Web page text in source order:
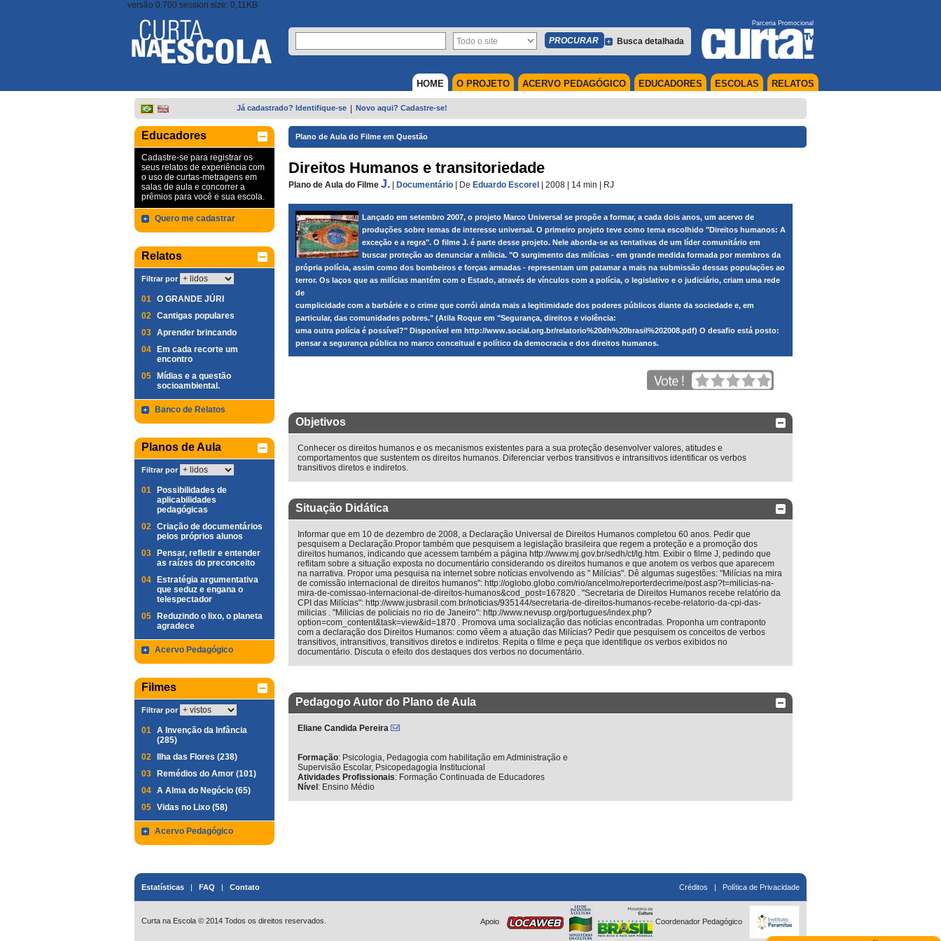
versão 0.700 session size: 0,11KB
Busca detalhada
Parceria Promocional
RELATOS
ESCOLAS
EDUCADORES
ACERVO PEDAGÓGICO
O PROJETO
HOME
Já cadastrado? Identifique-se Novo aqui? Cadastre-se!
Educadores
Cadastre-se para registrar os
seus relatos de experiência com
o uso de curtas-metragens em
salas de aula e concorrer a
prêmios para você e sua escola.
Quero me cadastrar
Relatos
Filtrar por
01 O GRANDE JÚRI
02 Cantigas populares
03 Aprender brincando
04
Em cada recorte um
encontro
05
Mídias e a questão
socioambiental.
Banco de Relatos
Planos de Aula
Filtrar por
01
Possibilidades de
aplicabilidades
pedagógicas
02 Criação de documentários
pelos próprios alunos
03
Pensar, refletir e entender
as raízes do preconceito
04
Estratégia argumentativa
que seduz e engana o
telespectador
05
Reduzindo o lixo, o planeta
agradece
Acervo Pedagógico
Filmes
Filtrar por
01 A Invenção da Infância
(285)
02
Ilha das Flores (238)
03
Remédios do Amor (101)
04 A Alma do Negócio (65)
05 Vidas no Lixo (58)
Acervo Pedagógico
Plano de Aula do Filme em Questão
Direitos Humanos e transitoriedade
Plano de Aula do Filme J. Documentário De Eduardo Escorel | 2008 | 14 min RJ
Lançado em setembro 2007, o projeto Marco Universal se propõe a formar, a cada dois anos, um acervo de
produções sobre temas de interesse universal. O primeiro projeto teve como tema escolhido "Direitos humanos: A
exceção e a regra". O filme J. é parte desse projeto. Nele aborda-se as tentativas de um líder comunitário em
buscar proteção ao denunciar a mílicia. "O surgimento das milícias - em grande medida formada por membros da
própria polícia, assim como dos bombeiros e forças armadas - representam um patamar a mais na submissão dessas populações ao
terror. Os laços que as milícias mantém com o Estado, através de vínculos com a polícia, o legislativo e o judiciário, criam uma rede
de
cumplicidade com a barbárie e o crime que corrói ainda mais a legitimidade dos poderes públicos diante da sociedade e, em
particular, das comunidades pobres." (Atila Roque em "Segurança, direitos e violência:
uma outra polícia é possível?" Disponível em http://www.social.org.br/relatorio%20dh%20brasil%202008.pdf) O desafio está posto:
pensar a segurança pública no marco conceitual e político da democracia e dos direitos humanos.
Objetivos
Conhecer os direitos humanos e os mecanismos existentes para a sua proteção desenvolver valores, atitudes e
comportamentos que sustentem os direitos humanos. Diferenciar verbos transitivos e intransitivos identificar os verbos
transitivos diretos e indiretos.
Situação Didática
Informar que em 10 de dezembro de 2008, a Declaração Universal de Direitos Humanos completou 60 anos. Pedir que
pesquisem a Declaração.Propor também que pesquisem a legislação brasileira que regem a proteção e a promoção dos
direitos humanos, indicando que acessem também a página http://www.mj.gov.br/sedh/ct/lg.htm. Exibir o filme J, pedindo que
reflitam sobre a situação exposta no documentário considerando os direitos humanos e que anotem os verbos que aparecem
na narrativa. Propor uma pesquisa na internet sobre notícias envolvendo as " Milícias". Dê algumas sugestões: "Milícias na mira
de comissão internacional de direitos humanos": http://oglobo.globo.com/rio/ancelmo/reporterdecrime/post.asp?t=milicias-na-
mira-de-comissao-internacional-de-direitos-humanos&cod_post=167820 . "Secretaria de Direitos Humanos recebe relatório da
CPI das Milícias": http://www.jusbrasil.com.br/noticias/935144/secretaria-de-direitos-humanos-recebe-relatorio-da-cpi-das-
milicias . "Milicias de policiais no rio de Janeiro": http://www.nevusp.org/portugues/index.php?
option=com_content&task=view&id=1870 . Promova uma socialização das notícias encontradas. Proponha um contraponto
com a declaração dos Direitos Humanos: como vêem a atuação das Milícias? Pedir que pesquisem os conceitos de verbos
transitivos, intransitivos, transitivos diretos e indiretos. Repita o filme e peça que identifique os verbos exibidos no
documentário. Discuta o efeito dos destaques dos verbos no documentário.
Pedagogo Autor do Plano de Aula
Eliane Candida Pereira
Formação: Psicologia, Pedagogia com habilitação em Administração e
Supervisão Escolar, Psicopedagogia Institucional
Atividades Profissionais: Formação Continuada de Educadores
Nível : Ensino Médio
Estatísticas | FAQ | Contato Créditos | Política de Privacidade
Curta na Escola © 2014 Todos os direitos reservados. Apoio Coordenador Pedagógico